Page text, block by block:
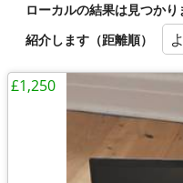
ローカルの結果は見つか
紹介します（距離順）
£1,250